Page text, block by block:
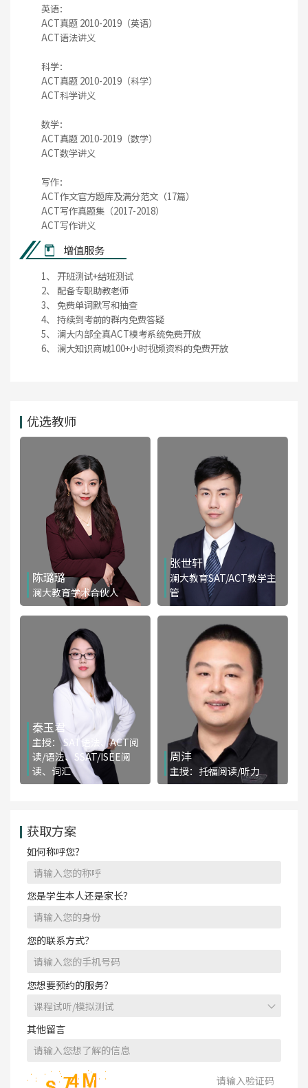
英语：
ACT真题 2010-2019（英语）
ACT语法讲义
科学：
ACT真题 2010-2019（科学）
ACT科学讲义
数学：
ACT真题 2010-2019（数学）
ACT数学讲义
写作：
ACT作文官方题库及满分范文（17篇）
ACT写作真题集（2017-2018）
ACT写作讲义
增值服务
1、 开班测试+结班测试
2、 配备专职助教老师
3、 免费单词默写和抽查
4、 持续到考前的群内免费答疑
5、 澜大内部全真ACT模考系统免费开放
6、 澜大知识商城100+小时视频资料的免费开放
优选教师
陈璐璐
澜大教育学术合伙人
免费咨询
张世轩
澜大教育SAT/ACT教学主
管
免费咨询
秦玉君
主授： SAT语法、ACT阅
读/语法、SSAT/ISEE阅
读、词汇
周沣
主授：托福阅读/听力
获取方案
如何称呼您？
您是学生本人还是家长？
您的联系方式？
您想要预约的服务？
其他留言